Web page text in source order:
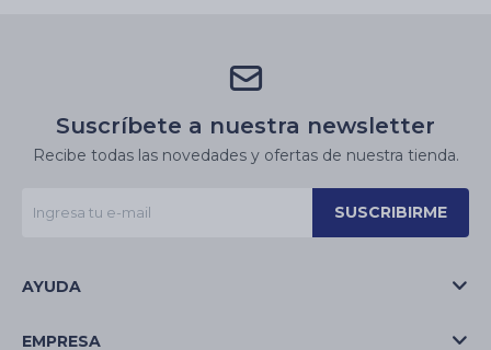
Suscríbete a nuestra newsletter
Recibe todas las novedades y ofertas de nuestra tienda.
SUSCRIBIRME
AYUDA
EMPRESA